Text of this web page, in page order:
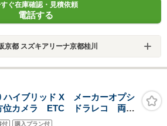
ぐ在庫確認・見積依頼
電話する
京都 スズキアリーナ京都桂川
イブリッド X メーカーオプシ
位カメラ ETC ドラレコ 両側
付 購入プラン付